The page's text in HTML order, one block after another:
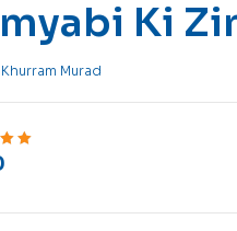
Ki
Khurram Murad
of 5